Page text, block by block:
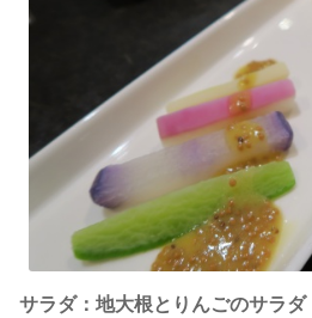
サラダ：地大根とりんごのサラダ